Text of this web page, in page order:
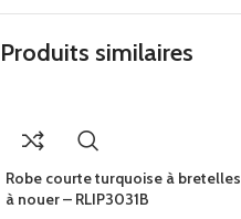
Produits similaires
Robe courte turquoise à bretelles
à nouer – RLIP3031B